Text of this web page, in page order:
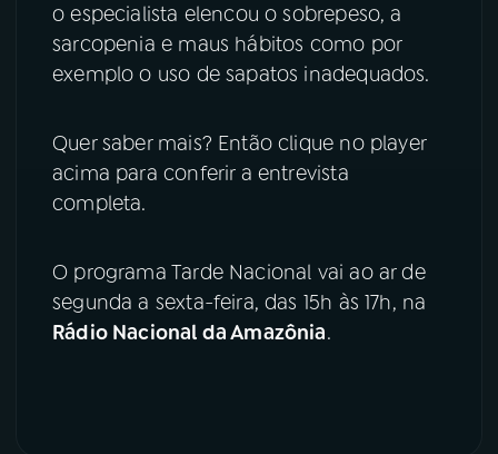
o especialista elencou o sobrepeso, a
sarcopenia e maus hábitos como por
exemplo o uso de sapatos inadequados.
Quer saber mais? Então clique no player
acima para conferir a entrevista
completa.
O programa Tarde Nacional vai ao ar de
segunda a sexta-feira, das 15h às 17h, na
Rádio Nacional da Amazônia.